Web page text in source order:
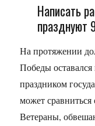
Написать
празднуют
На протяжении
Победы
праздником
может сравниться
Ветераны,